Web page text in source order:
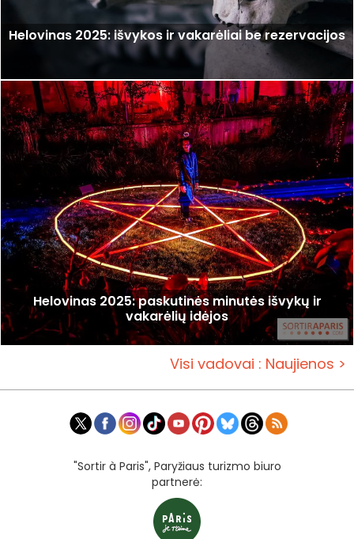
Helovinas 2025: išvykos ir vakarėliai be rezervacijos
Helovinas 2025: paskutinės minutės išvykų ir
vakarėlių idėjos
Visi vadovai : Naujienos >
"Sortir à Paris", Paryžiaus turizmo biuro
partnerė: